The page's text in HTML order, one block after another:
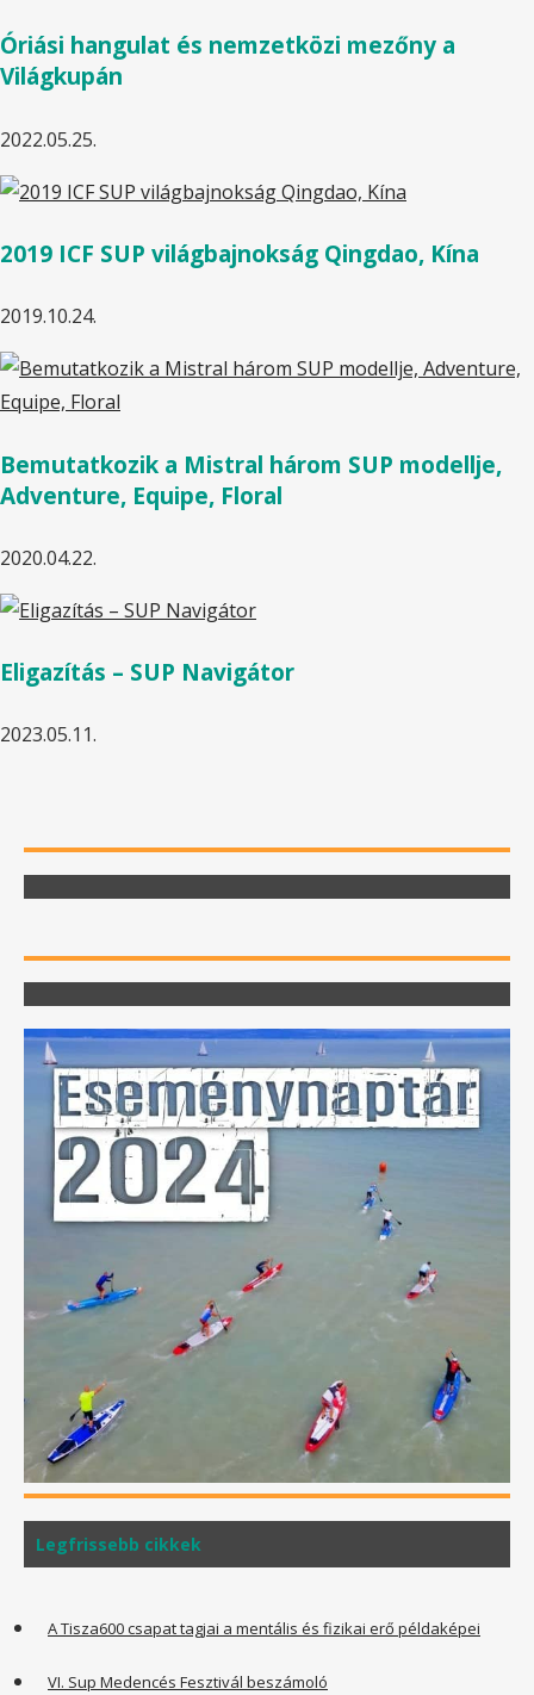
Óriási hangulat és nemzetközi mezőny a
Világkupán
2022.05.25.
2019 ICF SUP világbajnokság Qingdao, Kína
2019.10.24.
Bemutatkozik a Mistral három SUP modellje,
Adventure, Equipe, Floral
2020.04.22.
Eligazítás – SUP Navigátor
2023.05.11.
Legfrissebb cikkek
A Tisza600 csapat tagjai a mentális és fizikai erő példaképei
VI. Sup Medencés Fesztivál beszámoló